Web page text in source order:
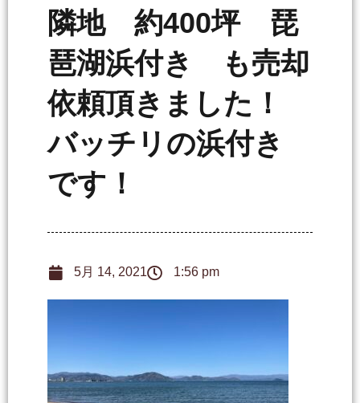
隣地 約400坪 琵
琶湖浜付き も売却
依頼頂きました！
バッチリの浜付き
です！
5月 14, 2021 1:56 pm